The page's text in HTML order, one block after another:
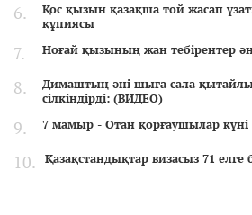
Қос қызын қазақша той жасап
құпиясы
Ноғай қызының жан тебірентер
Димаштың әні шыға сала
сілкіндірді: (ВИДЕО)
7 мамыр - Отан қорғаушылар
Қазақстандықтар визасыз 71 елге